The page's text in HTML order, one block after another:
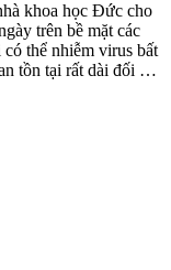
khoa học Đức cho
trên bề mặt các
thể nhiễm virus bất
tồn tại rất dài đối …